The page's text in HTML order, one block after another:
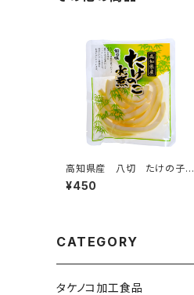
高知県産 八切 たけの子
90g
¥450
CATEGORY
タケノコ加工食品